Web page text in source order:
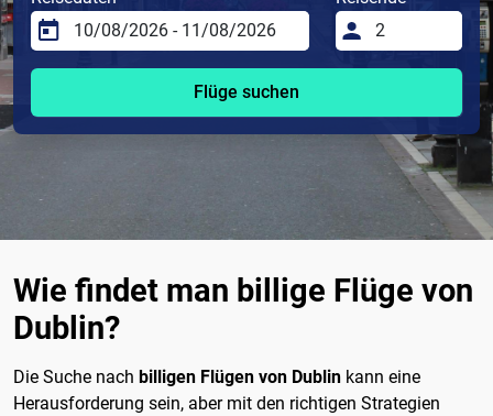
Flüge suchen
Wie findet man billige Flüge von
Dublin?
Die Suche nach billigen Flügen von Dublin kann eine
Herausforderung sein, aber mit den richtigen Strategien